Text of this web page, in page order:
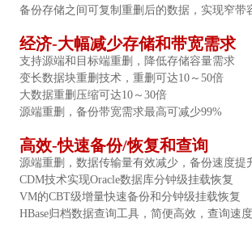
备份存储之间可复制重删后的数据，实现窄带
经济-大幅减少存储和带宽需求
支持源端和目标端重删，降低存储容量需求
变长数据块重删技术，重删可达10～50倍
大数据重删压缩可达10～30倍
源端重删，备份带宽需求最高可减少99%
高效-快速备份/恢复和查询
源端重删，数据传输量有效减少，备份速度提
CDM技术实现Oracle数据库分钟级挂载恢复
VM的CBT级增量快速备份和分钟级挂载恢复
HBase归档数据查询工具，简便高效，查询速